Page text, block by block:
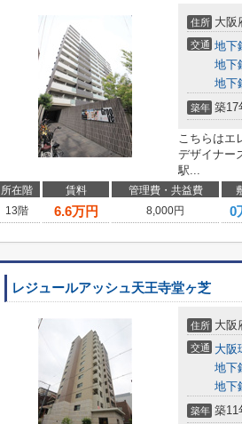
住所 大阪
交通 地下
地下
地下
築年 築17
こちらはエ
デザイナー
駅...
所在階 賃料 管理費・共益費
13階
6.6万円 8,000円 0
レジュールアッシュ天王寺堂ヶ芝
住所 大阪
交通 大阪
地下
地下
築年 築11